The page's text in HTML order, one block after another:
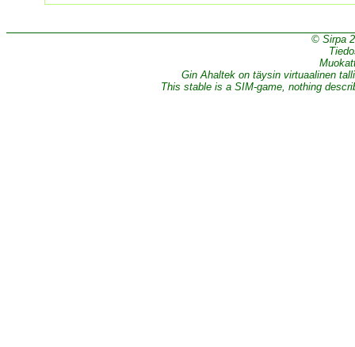
© Sirpa
Gin Ahaltek on täysin virtuaalinen
This stable is a SIM-game, nothing